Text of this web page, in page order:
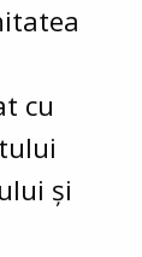
cu
și